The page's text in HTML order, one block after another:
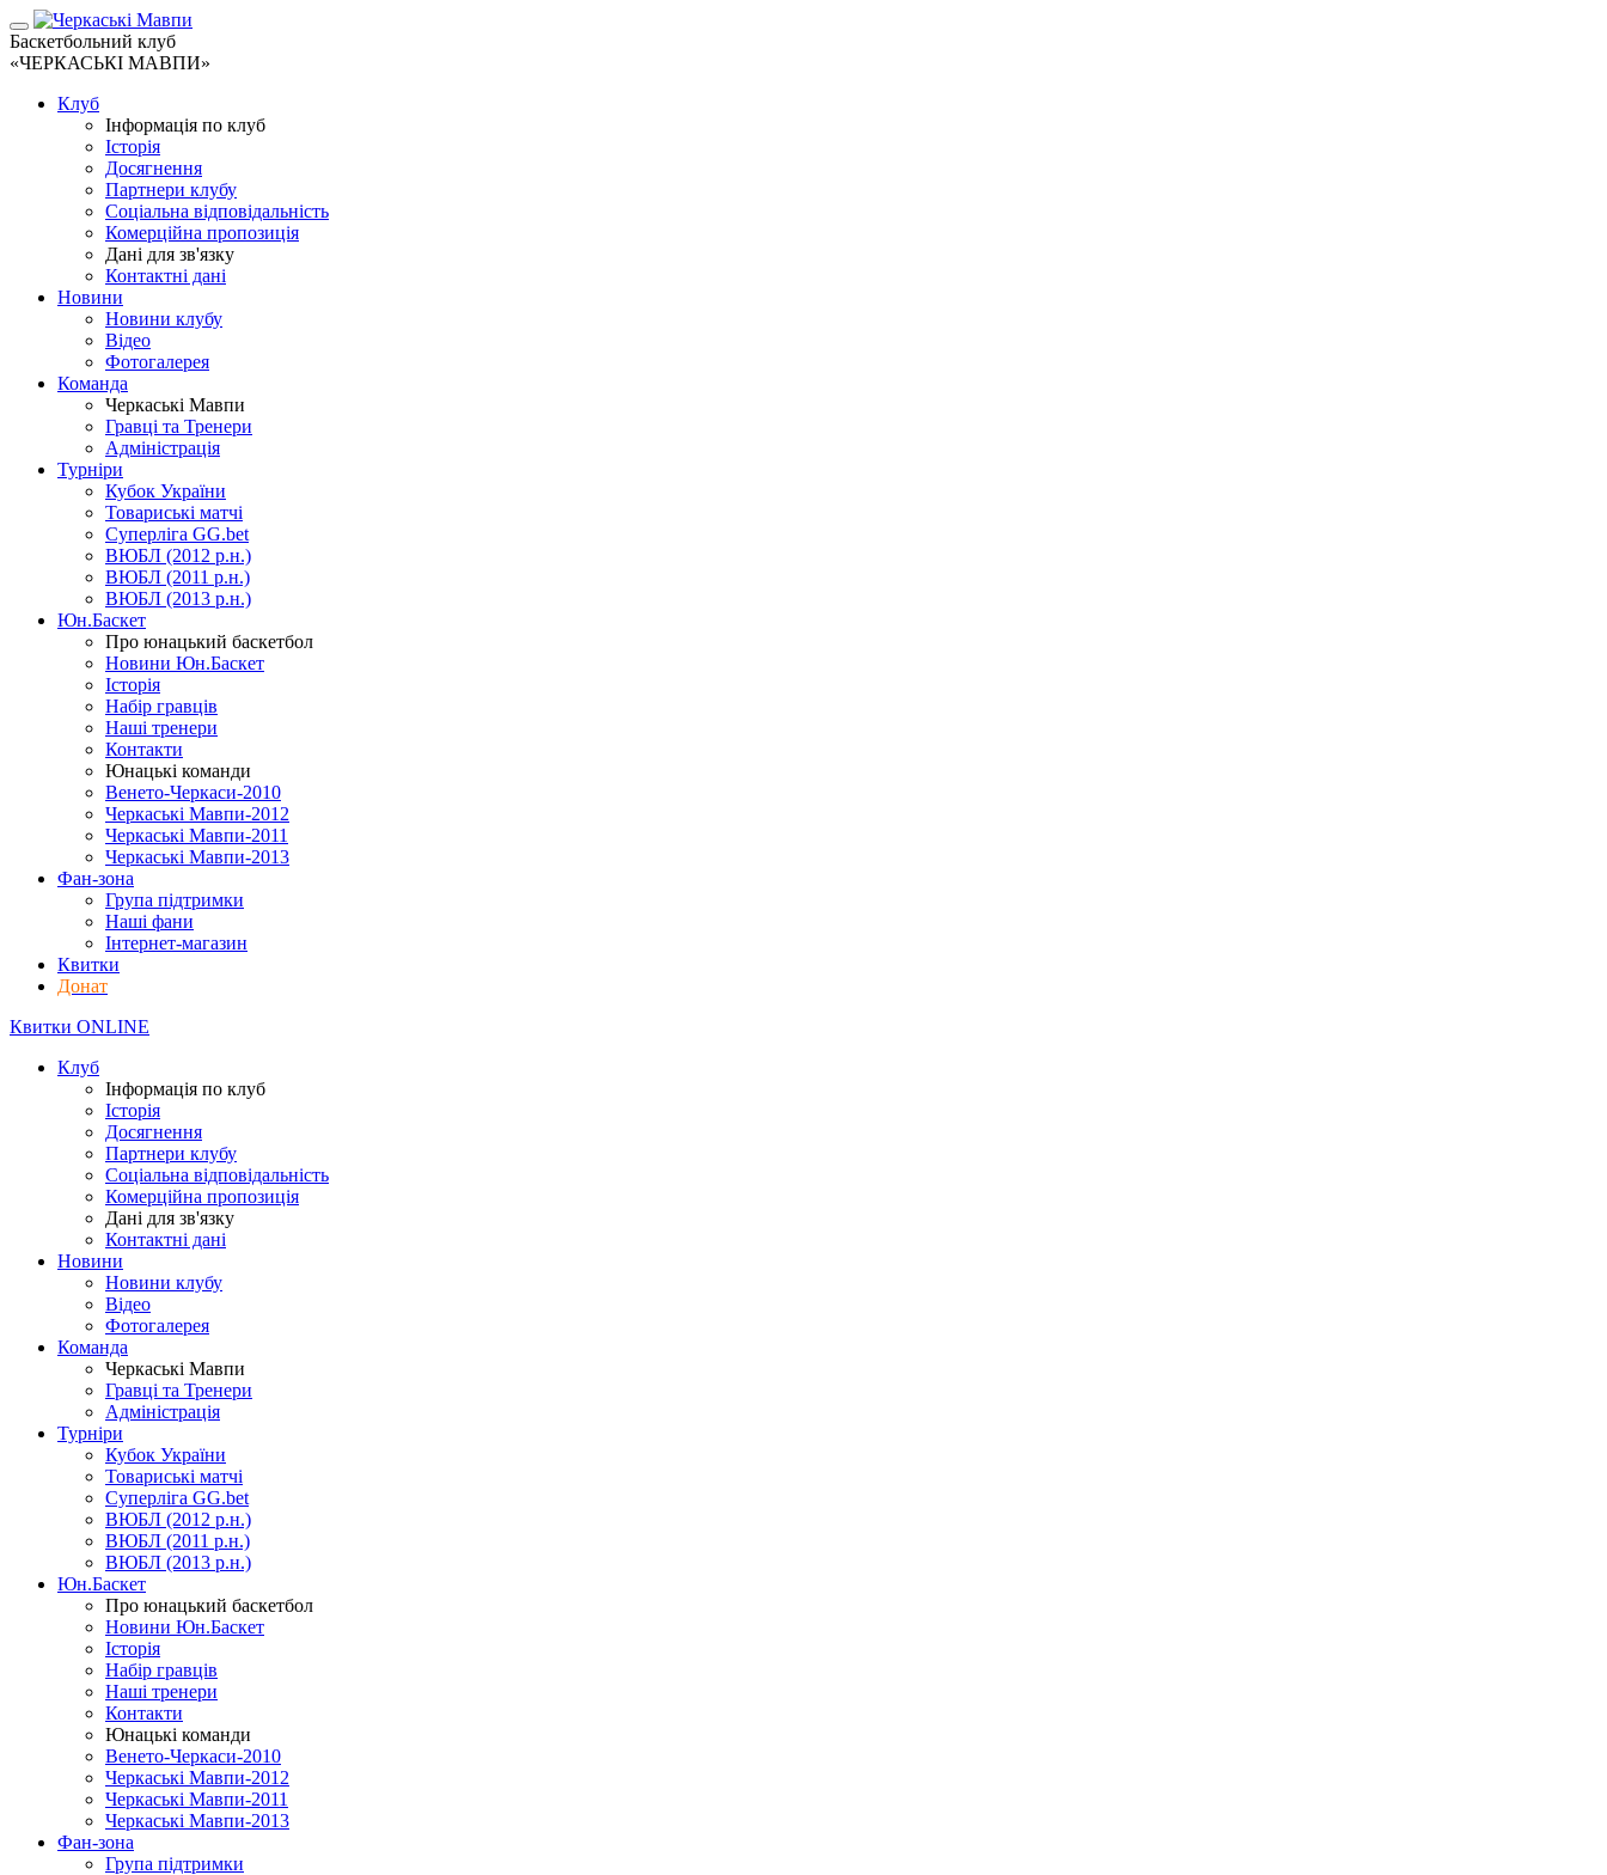
Баскетбольний клуб
«ЧЕРКАСЬКІ МАВПИ»
Клуб
Інформація по клуб
Історія
Досягнення
Партнери клубу
Соціальна відповідальність
Комерційна пропозиція
Дані для зв'язку
Контактні дані
Новини
Новини клубу
Відео
Фотогалерея
Команда
Черкаські Мавпи
Гравці та Тренери
Адміністрація
Турніри
Кубок України
Товариські матчі
Суперліга GG.bet
ВЮБЛ (2012 р.н.)
ВЮБЛ (2011 р.н.)
ВЮБЛ (2013 р.н.)
Юн.Баскет
Про юнацький баскетбол
Новини Юн.Баскет
Історія
Набір гравців
Наші тренери
Контакти
Юнацькі команди
Венето-Черкаси-2010
Черкаські Мавпи-2012
Черкаські Мавпи-2011
Черкаські Мавпи-2013
Фан-зона
Група підтримки
Наші фани
Інтернет-магазин
Квитки
Донат
Квитки ONLINE
Клуб
Інформація по клуб
Історія
Досягнення
Партнери клубу
Соціальна відповідальність
Комерційна пропозиція
Дані для зв'язку
Контактні дані
Новини
Новини клубу
Відео
Фотогалерея
Команда
Черкаські Мавпи
Гравці та Тренери
Адміністрація
Турніри
Кубок України
Товариські матчі
Суперліга GG.bet
ВЮБЛ (2012 р.н.)
ВЮБЛ (2011 р.н.)
ВЮБЛ (2013 р.н.)
Юн.Баскет
Про юнацький баскетбол
Новини Юн.Баскет
Історія
Набір гравців
Наші тренери
Контакти
Юнацькі команди
Венето-Черкаси-2010
Черкаські Мавпи-2012
Черкаські Мавпи-2011
Черкаські Мавпи-2013
Фан-зона
Група підтримки